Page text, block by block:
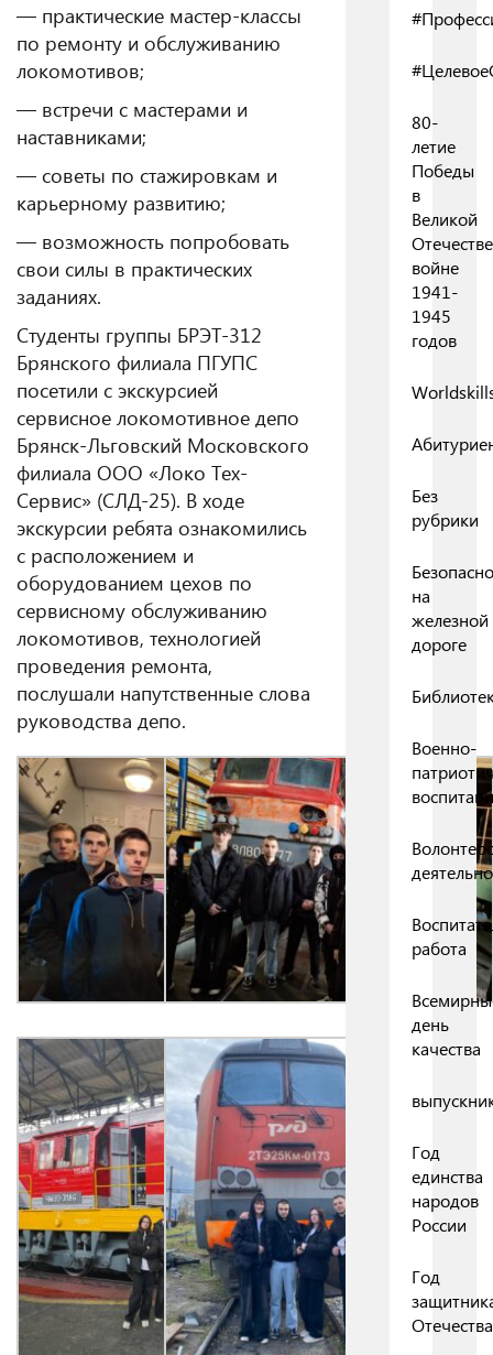
— практические мастер-классы
по ремонту и обслуживанию
локомотивов;
— встречи с мастерами и
наставниками;
— советы по стажировкам и
карьерному развитию;
— возможность попробовать
свои силы в практических
заданиях.
Студенты группы БРЭТ-312
Брянского филиала ПГУПС
посетили с экскурсией
сервисное локомотивное депо
Брянск-Льговский Московского
филиала ООО «Локо Тех-
Сервис» (СЛД-25). В ходе
экскурсии ребята ознакомились
с расположением и
оборудованием цехов по
сервисному обслуживанию
локомотивов, технологией
проведения ремонта,
послушали напутственные слова
руководства депо.
80-
летие
Победы
в
Великой
войне
1941-
1945
годов
Без
рубрики
на
железной
дороге
Военно-
работа
день
качества
Год
единства
народов
России
Год
Отечества